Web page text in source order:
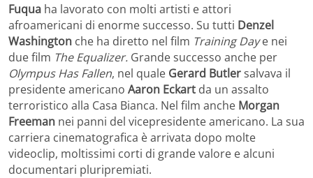
Fuqua ha lavorato con molti artisti e attori
afroamericani di enorme successo. Su tutti Denzel
Washington che ha diretto nel film Training Daye nei
due film The Equalizer. Grande successo anche per
Olympus Has Fallen, nel quale Gerard Butlersalvava il
presidente americano Aaron Eckart da un assalto
terroristico alla Casa Bianca. Nel film anche Morgan
Freeman nei panni del vicepresidente americano. La sua
carriera cinematografica è arrivata dopo molte
videoclip, moltissimi corti di grande valore e alcuni
documentari pluripremiati.